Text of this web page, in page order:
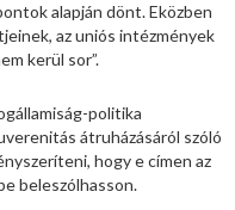
alapján dönt. Eközben
az uniós intézmények
kerül sor”.
politika
átruházásáról szóló
hogy e címen az
beleszólhasson.